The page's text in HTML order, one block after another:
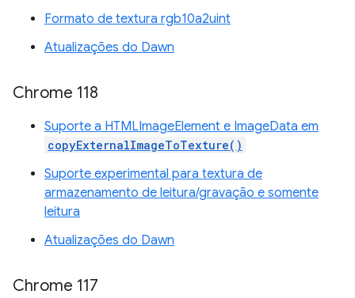
Formato de textura rgb10a2uint
Atualizações do Dawn
Chrome 118
Suporte a HTMLImageElement e ImageData em
copyExternalImageToTexture()
Suporte experimental para textura de
armazenamento de leitura/gravação e somente
leitura
Atualizações do Dawn
Chrome 117